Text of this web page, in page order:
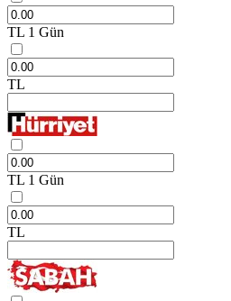
TL 1 Gün
TL
TL 1 Gün
TL